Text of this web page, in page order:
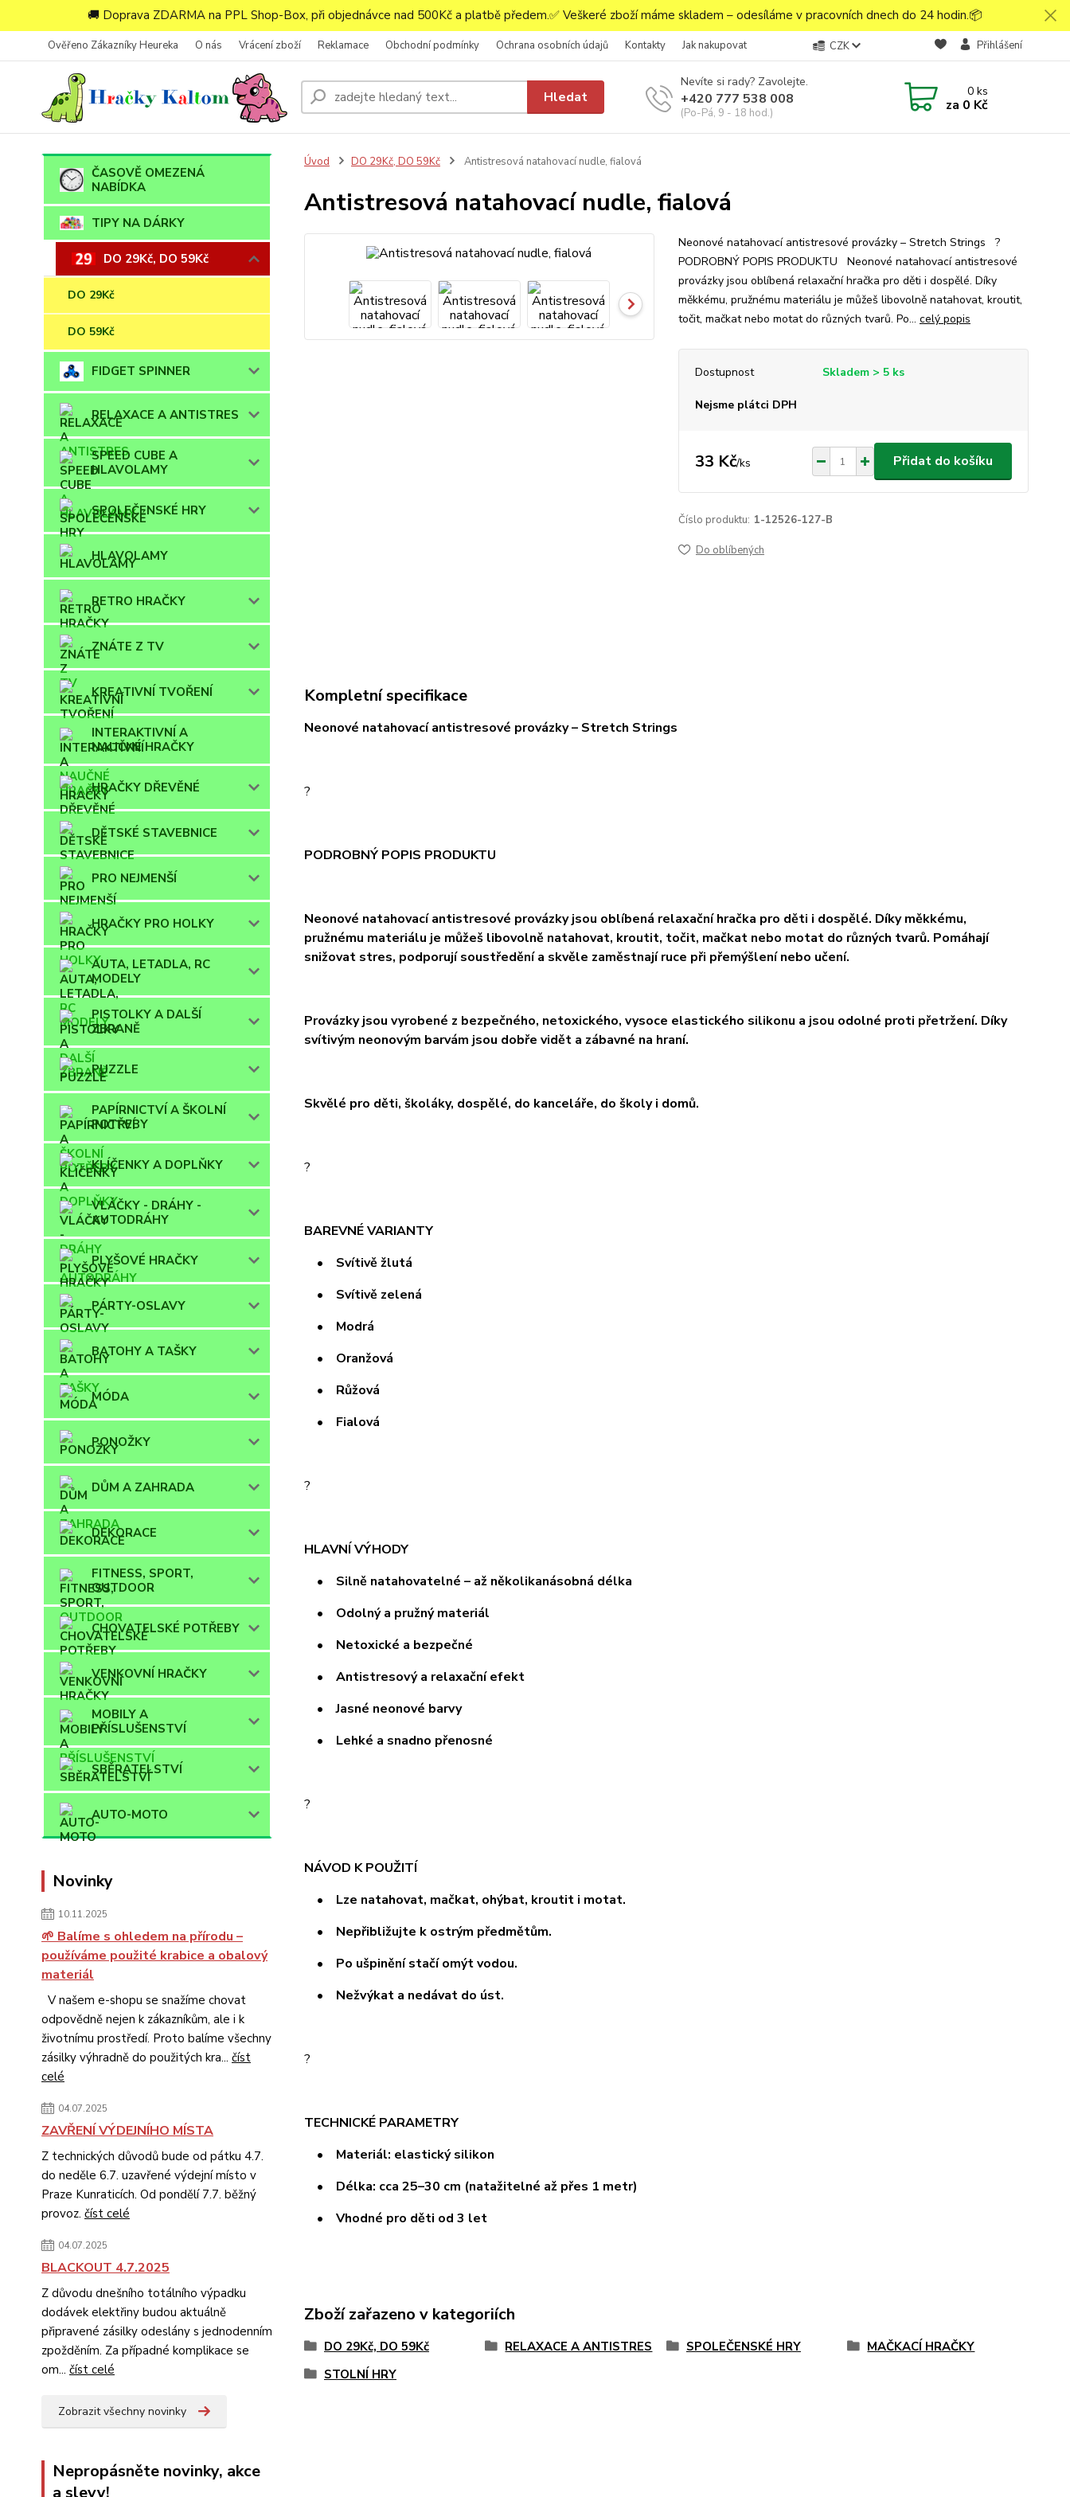
🚚 Doprava ZDARMA na PPL Shop-Box, při objednávce nad 500Kč a platbě předem.✅ Veškeré zboží máme skladem – odesíláme v pracovních dnech do 24 hodin.📦
Ověřeno Zákazníky Heureka O nás Vrácení zboží Reklamace Obchodní podmínky Ochrana osobních údajů Kontakty Jak nakupovat CZK Přihlášení
Hledat
Nevíte si rady? Zavolejte.
+420 777 538 008
(Po-Pá, 9 - 18 hod.)
0ks
za 0 Kč
ČASOVĚ OMEZENÁ
NABÍDKA
TIPY NA DÁRKY
DO 29Kč, DO 59Kč
DO 29Kč
DO 59Kč
FIDGET SPINNER
RELAXACE A ANTISTRES
SPEED CUBE A
HLAVOLAMY
SPOLEČENSKÉ HRY
HLAVOLAMY
RETRO HRAČKY
ZNÁTE Z TV
KREATIVNÍ TVOŘENÍ
INTERAKTIVNÍ A
NAUČNÉ HRAČKY
HRAČKY DŘEVĚNÉ
DĚTSKÉ STAVEBNICE
PRO NEJMENŠÍ
HRAČKY PRO HOLKY
AUTA, LETADLA, RC
MODELY
PISTOLKY A DALŠÍ
ZBRANĚ
PUZZLE
PAPÍRNICTVÍ A ŠKOLNÍ
POTŘEBY
KLÍČENKY A DOPLŇKY
VLÁČKY - DRÁHY -
AUTODRÁHY
PLYŠOVÉ HRAČKY
PÁRTY-OSLAVY
BATOHY A TAŠKY
MÓDA
PONOŽKY
DŮM A ZAHRADA
DEKORACE
FITNESS, SPORT,
OUTDOOR
CHOVATELSKÉ POTŘEBY
VENKOVNÍ HRAČKY
MOBILY A
PŘÍSLUŠENSTVÍ
SBĚRATELSTVÍ
AUTO-MOTO
Novinky
10.11.2025
🌱 Balíme s ohledem na přírodu –
používáme použité krabice a obalový
materiál
V našem e-shopu se snažíme chovat
odpovědně nejen k zákazníkům, ale i k
životnímu prostředí. Proto balíme všechny
zásilky výhradně do použitých kra... číst
celé
04.07.2025
ZAVŘENÍ VÝDEJNÍHO MÍSTA
Z technických důvodů bude od pátku 4.7.
do neděle 6.7. uzavřené výdejní místo v
Praze Kunraticích. Od pondělí 7.7. běžný
provoz. číst celé
04.07.2025
BLACKOUT 4.7.2025
Z důvodu dnešního totálního výpadku
dodávek elektřiny budou aktuálně
připravené zásilky odeslány s jednodenním
zpožděním. Za případné komplikace se
om... číst celé
Zobrazit všechny novinky
Nepropásněte novinky, akce
a slevy!
Úvod DO 29Kč, DO 59Kč Antistresová natahovací nudle, fialová
Antistresová natahovací nudle, fialová
Neonové natahovací antistresové provázky – Stretch Strings ?
PODROBNÝ POPIS PRODUKTU Neonové natahovací antistresové
provázky jsou oblíbená relaxační hračka pro děti i dospělé. Díky
měkkému, pružnému materiálu je můžeš libovolně natahovat, kroutit,
točit, mačkat nebo motat do různých tvarů. Po... celý popis
Dostupnost Skladem > 5 ks
Nejsme plátci DPH
33 Kč/ks Přidat do košíku
Číslo produktu: 1-12526-127-B
Do oblíbených
Kompletní specifikace
Neonové natahovací antistresové provázky – Stretch Strings
?
PODROBNÝ POPIS PRODUKTU
Neonové natahovací antistresové provázky jsou oblíbená relaxační hračka pro děti i dospělé. Díky měkkému,
pružnému materiálu je můžeš libovolně natahovat, kroutit, točit, mačkat nebo motat do různých tvarů. Pomáhají
snižovat stres, podporují soustředění a skvěle zaměstnají ruce při přemýšlení nebo učení.
Provázky jsou vyrobené z bezpečného, netoxického, vysoce elastického silikonu a jsou odolné proti přetržení. Díky
svítivým neonovým barvám jsou dobře vidět a zábavné na hraní.
Skvělé pro děti, školáky, dospělé, do kanceláře, do školy i domů.
?
BAREVNÉ VARIANTY
• Svítivě žlutá
• Svítivě zelená
• Modrá
• Oranžová
• Růžová
• Fialová
?
HLAVNÍ VÝHODY
• Silně natahovatelné – až několikanásobná délka
• Odolný a pružný materiál
• Netoxické a bezpečné
• Antistresový a relaxační efekt
• Jasné neonové barvy
• Lehké a snadno přenosné
?
NÁVOD K POUŽITÍ
• Lze natahovat, mačkat, ohýbat, kroutit i motat.
• Nepřibližujte k ostrým předmětům.
• Po ušpinění stačí omýt vodou.
• Nežvýkat a nedávat do úst.
?
TECHNICKÉ PARAMETRY
• Materiál: elastický silikon
• Délka: cca 25–30 cm (natažitelné až přes 1 metr)
• Vhodné pro děti od 3 let
Zboží zařazeno v kategoriích
DO 29Kč, DO 59Kč RELAXACE A ANTISTRES SPOLEČENSKÉ HRY
MAČKACÍ HRAČKY
STOLNÍ HRY